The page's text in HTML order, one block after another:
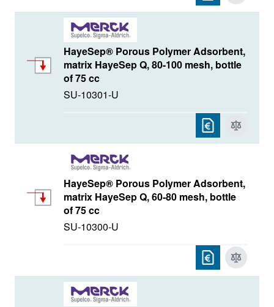
HayeSep® Porous Polymer Adsorbent,
matrix HayeSep Q, 80-100 mesh, bottle
of 75 cc
SU-10301-U
HayeSep® Porous Polymer Adsorbent,
matrix HayeSep Q, 60-80 mesh, bottle
of 75 cc
SU-10300-U